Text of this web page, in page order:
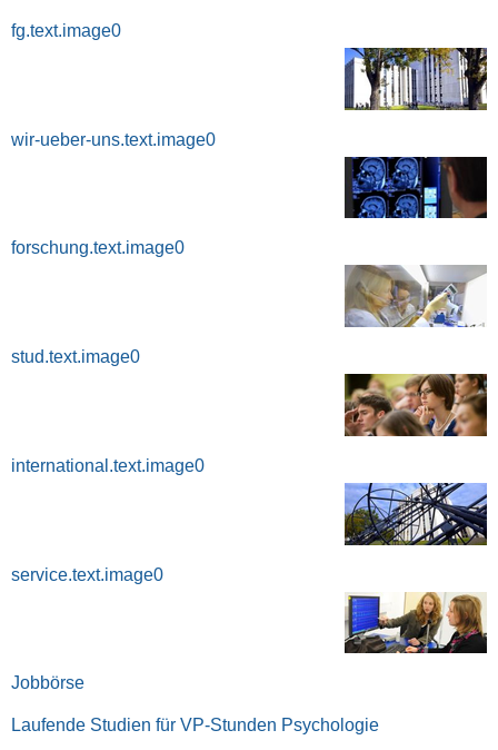
fg.text.image0
wir-ueber-uns.text.image0
forschung.text.image0
stud.text.image0
international.text.image0
service.text.image0
Jobbörse
Laufende Studien für VP-Stunden Psychologie